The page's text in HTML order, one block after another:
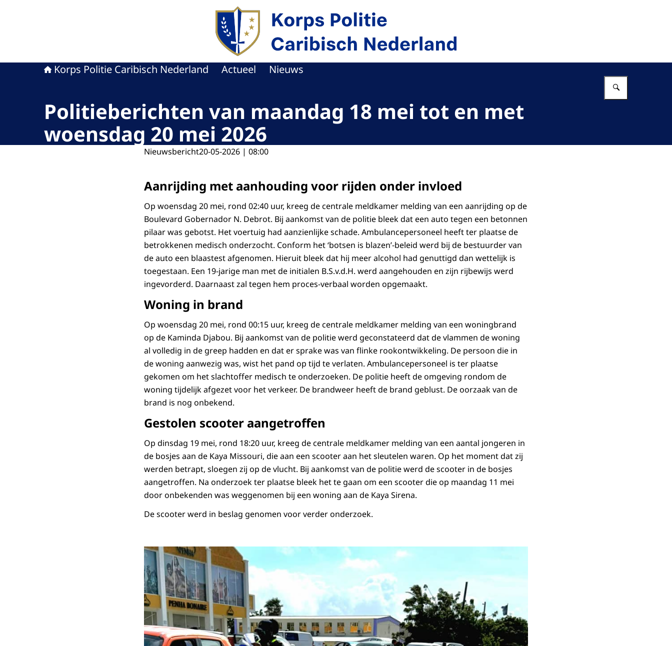
Naar de homepage van Politie Caribisch Nederland
Korps Politie Caribisch Nederland Actueel Nieuws
Politieberichten van maandag 18 mei tot en met
woensdag 20 mei 2026
Nieuwsbericht20-05-2026 | 08:00
Aanrijding met aanhouding voor rijden onder invloed
Op woensdag 20 mei, rond 02:40 uur, kreeg de centrale meldkamer melding van een aanrijding op de
Boulevard Gobernador N. Debrot. Bij aankomst van de politie bleek dat een auto tegen een betonnen
pilaar was gebotst. Het voertuig had aanzienlijke schade. Ambulancepersoneel heeft ter plaatse de
betrokkenen medisch onderzocht. Conform het ‘botsen is blazen’-beleid werd bij de bestuurder van
de auto een blaastest afgenomen. Hieruit bleek dat hij meer alcohol had genuttigd dan wettelijk is
toegestaan. Een 19-jarige man met de initialen B.S.v.d.H. werd aangehouden en zijn rijbewijs werd
ingevorderd. Daarnaast zal tegen hem proces-verbaal worden opgemaakt.
Woning in brand
Op woensdag 20 mei, rond 00:15 uur, kreeg de centrale meldkamer melding van een woningbrand
op de Kaminda Djabou. Bij aankomst van de politie werd geconstateerd dat de vlammen de woning
al volledig in de greep hadden en dat er sprake was van flinke rookontwikkeling. De persoon die in
de woning aanwezig was, wist het pand op tijd te verlaten. Ambulancepersoneel is ter plaatse
gekomen om het slachtoffer medisch te onderzoeken. De politie heeft de omgeving rondom de
woning tijdelijk afgezet voor het verkeer. De brandweer heeft de brand geblust. De oorzaak van de
brand is nog onbekend.
Gestolen scooter aangetroffen
Op dinsdag 19 mei, rond 18:20 uur, kreeg de centrale meldkamer melding van een aantal jongeren in
de bosjes aan de Kaya Missouri, die aan een scooter aan het sleutelen waren. Op het moment dat zij
werden betrapt, sloegen zij op de vlucht. Bij aankomst van de politie werd de scooter in de bosjes
aangetroffen. Na onderzoek ter plaatse bleek het te gaan om een scooter die op maandag 11 mei
door onbekenden was weggenomen bij een woning aan de Kaya Sirena.
De scooter werd in beslag genomen voor verder onderzoek.